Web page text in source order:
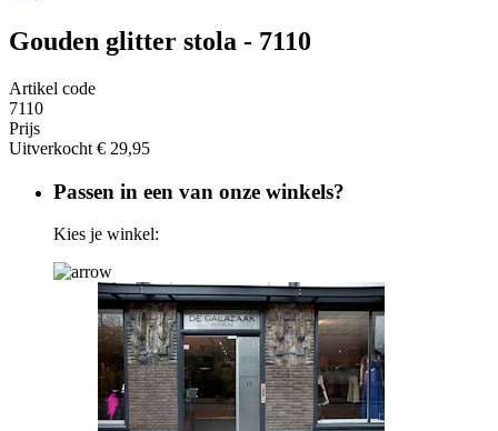
Gouden glitter stola - 7110
Artikel code
7110
Prijs
Uitverkocht € 29,95
Passen in een van onze winkels?
Kies je winkel: